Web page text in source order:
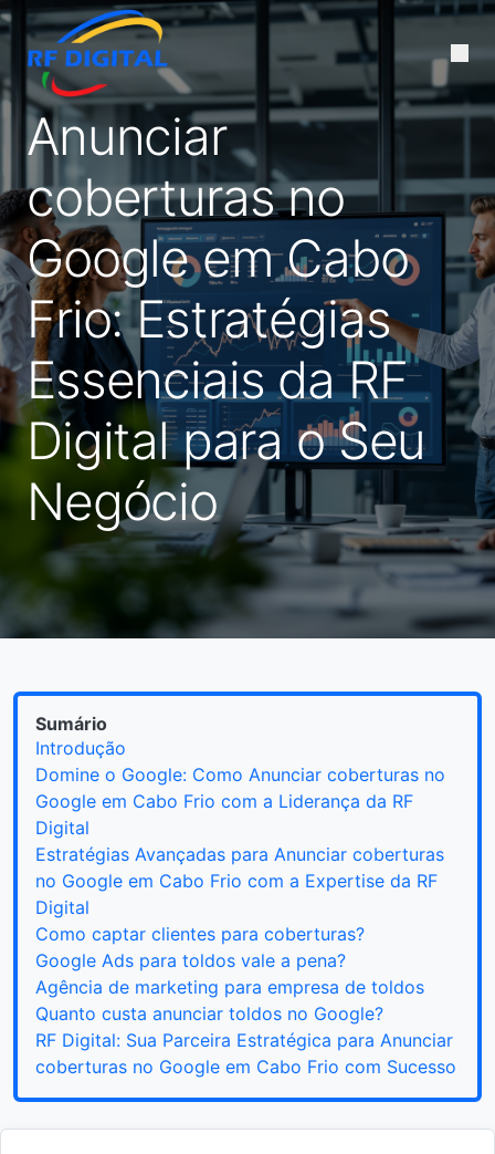
Anunciar
coberturas no
Google em Cabo
Frio: Estratégias
Essenciais da RF
Digital para o Seu
Negócio
Sumário
Introdução
Domine o Google: Como Anunciar coberturas no
Google em Cabo Frio com a Liderança da RF
Digital
Estratégias Avançadas para Anunciar coberturas
no Google em Cabo Frio com a Expertise da RF
Digital
Como captar clientes para coberturas?
Google Ads para toldos vale a pena?
Agência de marketing para empresa de toldos
Quanto custa anunciar toldos no Google?
RF Digital: Sua Parceira Estratégica para Anunciar
coberturas no Google em Cabo Frio com Sucesso